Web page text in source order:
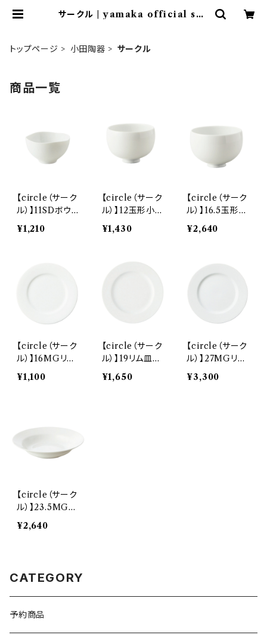
サークル | yamaka official sho
トップページ 小田陶器 サークル
商品一覧
【circle（サーク
ル）】11SDボウル
(白) O-M015
01
¥1,210
【circle（サーク
ル）】12玉形小丼
(白) O-M030
01
¥1,430
【circle（サーク
ル）】16.5玉形大
丼(白) O-M0
2901
¥2,640
【circle（サーク
ル）】16MGリム
皿(白) O-223
511
¥1,100
【circle（サーク
ル）】19リム皿
(白) O-22691
¥1,650
【circle（サーク
ル）】27MGリム
皿(白) O-223
611
¥3,300
【circle（サーク
ル）】23.5MGリ
ム皿スープ(白)
O-224211
¥2,640
CATEGORY
予約商品